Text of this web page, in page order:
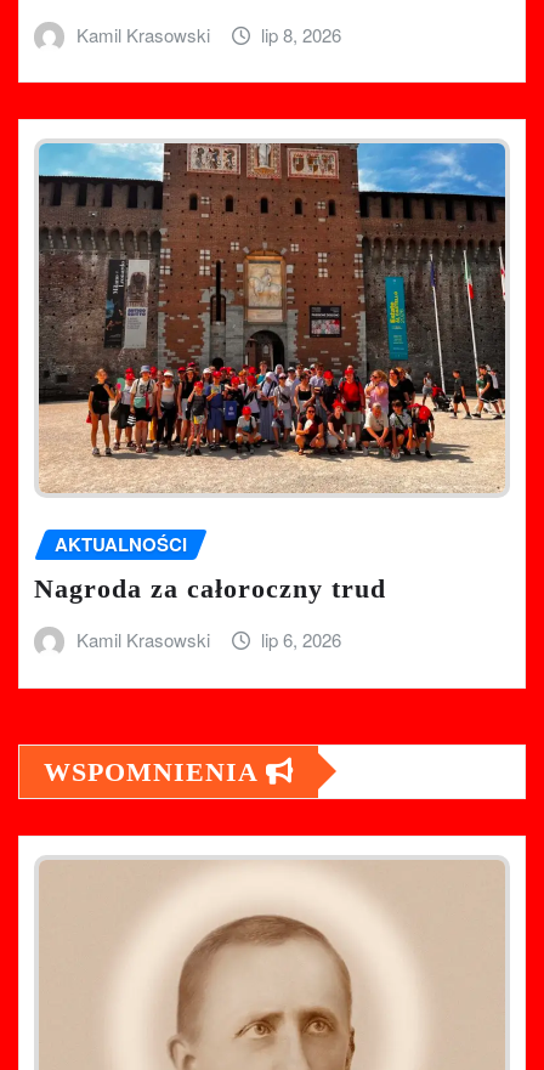
Kamil Krasowski lip 8, 2026
AKTUALNOŚCI
Nagroda za całoroczny trud
Kamil Krasowski lip 6, 2026
WSPOMNIENIA